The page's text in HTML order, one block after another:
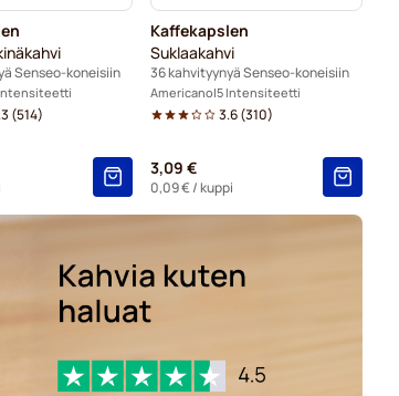
Senseo-koneisiin
(514)
Kaffekapslen
Suklaakahvi
36 kahvityynyä Senseo-koneisiin
Americano 5 Intensiteetti
3.6(310)
3,09 €
0,09 €/ kuppi